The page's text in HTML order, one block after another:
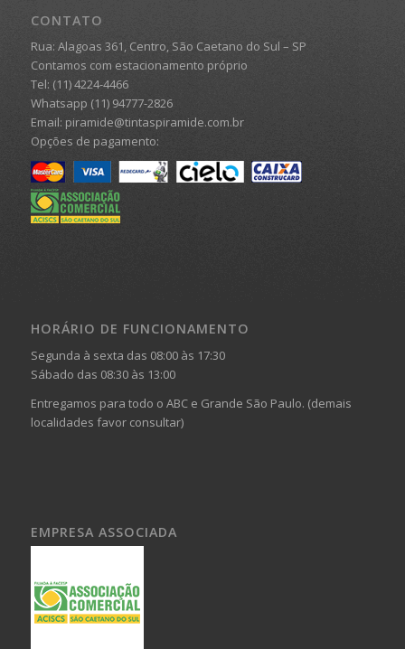
CONTATO
Rua: Alagoas 361, Centro, São Caetano do Sul – SP
Contamos com estacionamento próprio
Tel: (11) 4224-4466
Whatsapp (11) 94777-2826
Email: piramide@tintaspiramide.com.br
Opções de pagamento:
HORÁRIO DE FUNCIONAMENTO
Segunda à sexta das 08:00 às 17:30
Sábado das 08:30 às 13:00
Entregamos para todo o ABC e Grande São Paulo. (demais
localidades favor consultar)
EMPRESA ASSOCIADA